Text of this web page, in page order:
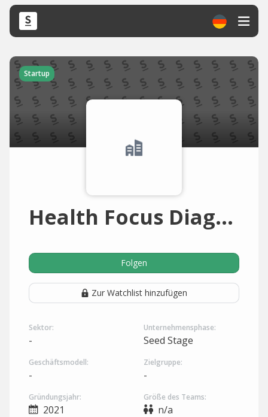
Startup
Health Focus Diagnostics
Folgen
Zur Watchlist hinzufügen
Sektor:
-
Unternehmensphase:
Seed Stage
Geschäftsmodell:
-
Zielgruppe:
-
Gründungsjahr:
2021
Größe des Teams:
n/a